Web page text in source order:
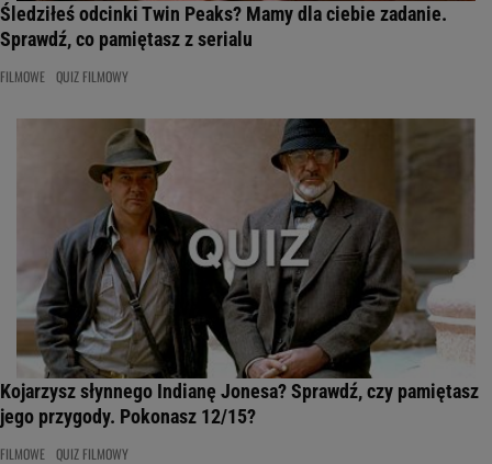
Śledziłeś odcinki Twin Peaks? Mamy dla ciebie zadanie.
Sprawdź, co pamiętasz z serialu
FILMOWE QUIZ FILMOWY
Kojarzysz słynnego Indianę Jonesa? Sprawdź, czy pamiętasz
jego przygody. Pokonasz 12/15?
FILMOWE QUIZ FILMOWY